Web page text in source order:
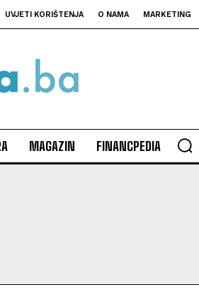
UVJETI KORIŠTENJA O NAMA MARKETING
MAGAZIN FINANCPEDIA